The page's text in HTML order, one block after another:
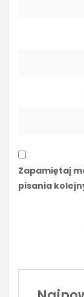
Zapamiętaj
pisania